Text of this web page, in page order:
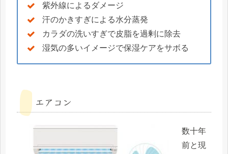
紫外線によるダメージ
汗のかきすぎによる水分蒸発
カラダの洗いすぎで皮脂を過剰に除去
湿気の多いイメージで保湿ケアをサボる
エアコン
数十年
前と現